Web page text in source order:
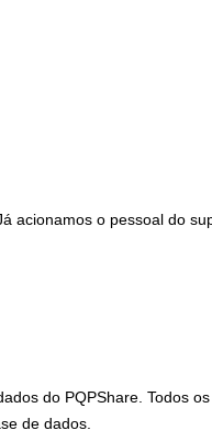
acionamos o pessoal do
do PQPShare. Todos
de dados.